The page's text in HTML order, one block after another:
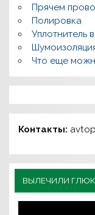
Прячем
Полировка
Уплотнитель
Что еще
Контакты:
ВЫЛЕЧИЛИ ГЛЮК